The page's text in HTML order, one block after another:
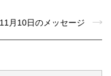
月10日のメッセージ